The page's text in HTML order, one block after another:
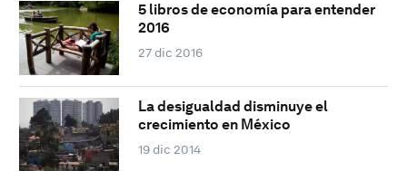
5 libros de economía para entender
2016
27 dic 2016
La desigualdad disminuye el
crecimiento en México
19 dic 2014